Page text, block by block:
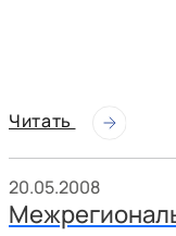
Читать
20.05.2008